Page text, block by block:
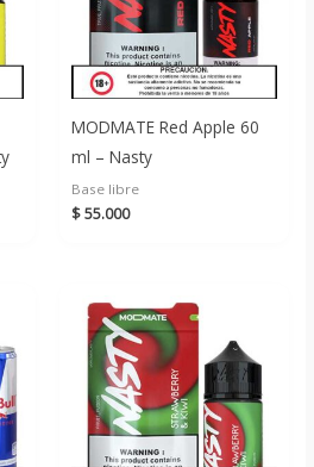
MODMATE Red Apple 60
ml – Nasty
Base libre
$55.000